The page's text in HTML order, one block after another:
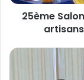
25ème